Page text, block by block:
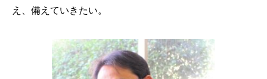
え、備えていきたい。